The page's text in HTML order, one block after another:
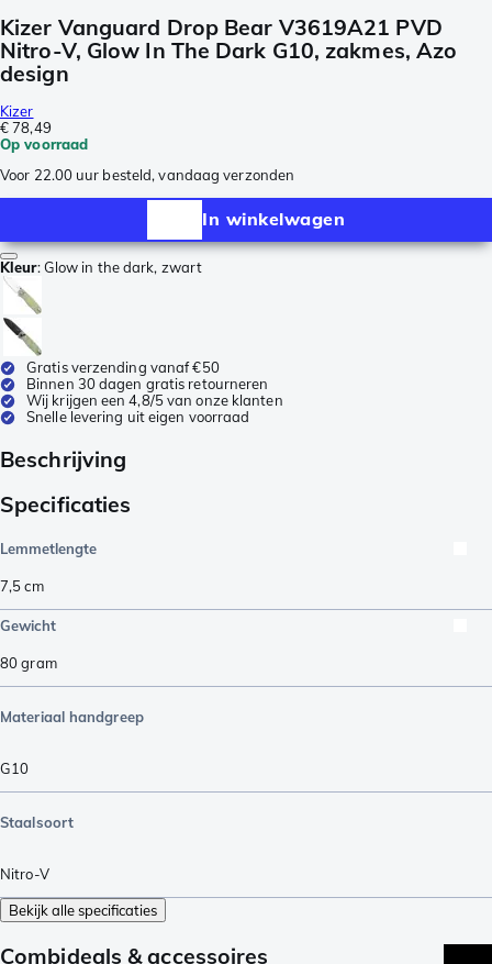
Kizer Vanguard Drop Bear V3619A21 PVD
Nitro-V, Glow In The Dark G10, zakmes, Azo
design
Kizer
€ 78,49
Op voorraad
Voor 22.00 uur besteld, vandaag verzonden
In winkelwagen
Kleur:Glow in the dark, zwart
Gratis verzending vanaf €50
Binnen 30 dagen gratis retourneren
Wij krijgen een 4,8/5 van onze klanten
Snelle levering uit eigen voorraad
Beschrijving
Specificaties
Lemmetlengte
7,5cm
Gewicht
80gram
Materiaal handgreep
G10
Staalsoort
Nitro-V
Bekijk alle specificaties
Combideals & accessoires